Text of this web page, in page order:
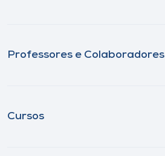
Professores e Colaboradores
Cursos